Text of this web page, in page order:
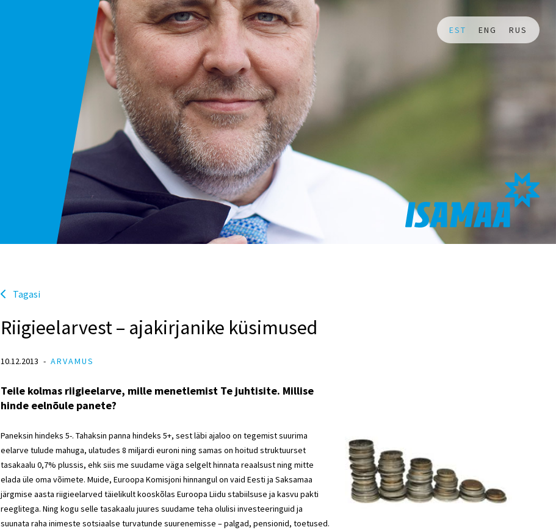
EST ENG RUS
Tagasi
Riigieelarvest – ajakirjanike küsimused
10.12.2013 ARVAMUS
Teile kolmas riigieelarve, mille menetlemist Te juhtisite. Millise
hinde eelnõule panete?
Paneksin hindeks 5-. Tahaksin panna hindeks 5+, sest läbi ajaloo on tegemist suurima
eelarve tulude mahuga, ulatudes 8 miljardi euroni ning samas on hoitud struktuurset
tasakaalu 0,7% plussis, ehk siis me suudame väga selgelt hinnata reaalsust ning mitte
elada üle oma võimete. Muide, Euroopa Komisjoni hinnangul on vaid Eesti ja Saksamaa
järgmise aasta riigieelarved täielikult kooskõlas Euroopa Liidu stabiilsuse ja kasvu pakti
reeglitega. Ning kogu selle tasakaalu juures suudame teha olulisi investeeringuid ja
suunata raha inimeste sotsiaalse turvatunde suurenemisse – palgad, pensionid, toetused.